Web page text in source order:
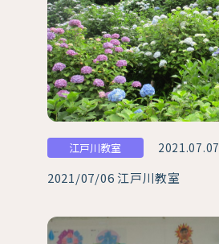
江戸川教室 2021.07.07
2021/07/06 江戸川教室